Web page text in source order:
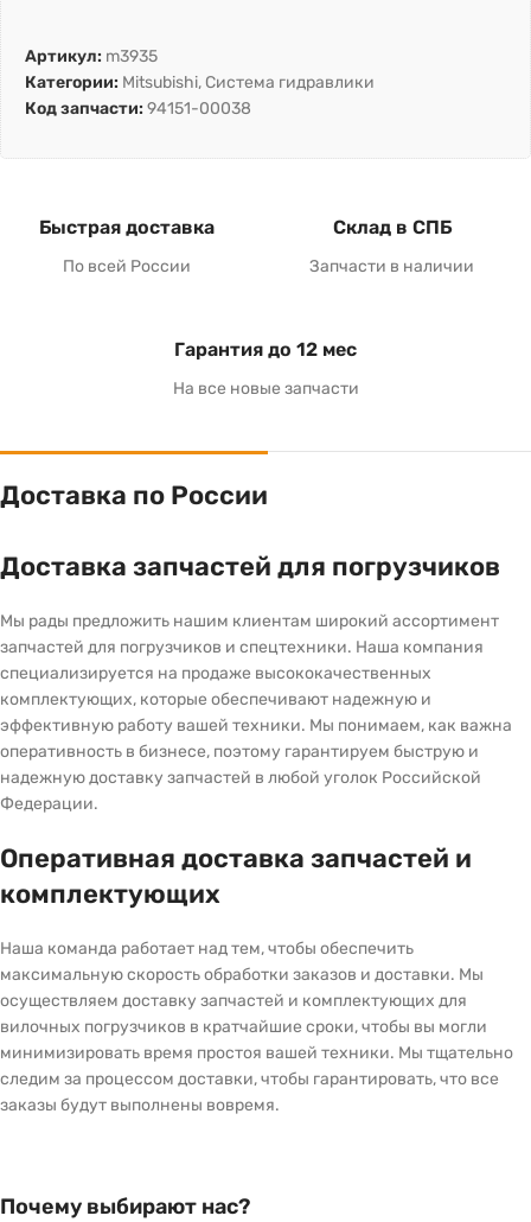
Артикул: m3935
Категории: Mitsubishi, Система гидравлики
Код запчасти: 94151-00038
Быстрая доставка
По всей России
Склад в СПБ
Запчасти в наличии
Гарантия до 12 мес
На все новые запчасти
Доставка по России
Доставка запчастей для погрузчиков
Мы рады предложить нашим клиентам широкий ассортимент
запчастей для погрузчиков и спецтехники. Наша компания
специализируется на продаже высококачественных
комплектующих, которые обеспечивают надежную и
эффективную работу вашей техники. Мы понимаем, как важна
оперативность в бизнесе, поэтому гарантируем быструю и
надежную доставку запчастей в любой уголок Российской
Федерации.
Оперативная доставка запчастей и
комплектующих
Наша команда работает над тем, чтобы обеспечить
максимальную скорость обработки заказов и доставки. Мы
осуществляем доставку запчастей и комплектующих для
вилочных погрузчиков в кратчайшие сроки, чтобы вы могли
минимизировать время простоя вашей техники. Мы тщательно
следим за процессом доставки, чтобы гарантировать, что все
заказы будут выполнены вовремя.
Почему выбирают нас?